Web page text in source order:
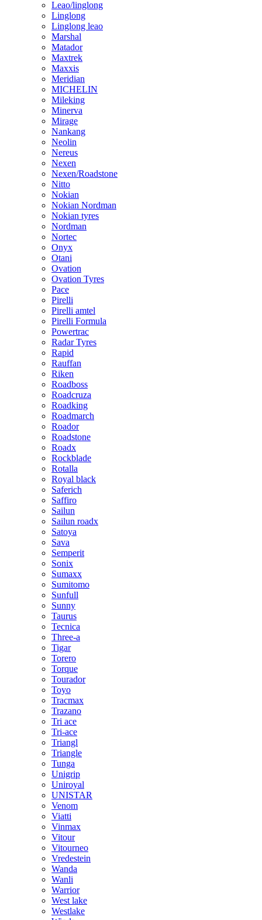
Leao/linglong
Linglong
Linglong leao
Marshal
Matador
Maxtrek
Maxxis
Meridian
MICHELIN
Mileking
Minerva
Mirage
Nankang
Neolin
Nereus
Nexen
Nexen/Roadstone
Nitto
Nokian
Nokian Nordman
Nokian tyres
Nordman
Nortec
Onyx
Otani
Ovation
Ovation Tyres
Pace
Pirelli
Pirelli amtel
Pirelli Formula
Powertrac
Radar Tyres
Rapid
Rauffan
Riken
Roadboss
Roadcruza
Roadking
Roadmarch
Roador
Roadstone
Roadx
Rockblade
Rotalla
Royal black
Saferich
Saffiro
Sailun
Sailun roadx
Satoya
Sava
Semperit
Sonix
Sumaxx
Sumitomo
Sunfull
Sunny
Taurus
Tecnica
Three-a
Tigar
Torero
Torque
Tourador
Toyo
Tracmax
Trazano
Tri ace
Tri-ace
Triangl
Triangle
Tunga
Unigrip
Uniroyal
UNISTAR
Venom
Viatti
Vinmax
Vitour
Vitourneo
Vredestein
Wanda
Wanli
Warrior
West lake
Westlake